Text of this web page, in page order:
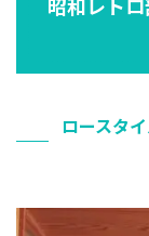
ロースタ